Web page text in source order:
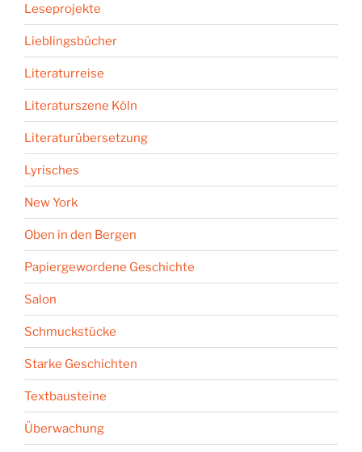
Leseprojekte
Lieblingsbücher
Literaturreise
Literaturszene Köln
Literaturübersetzung
Lyrisches
New York
Oben in den Bergen
Papiergewordene Geschichte
Salon
Schmuckstücke
Starke Geschichten
Textbausteine
Überwachung